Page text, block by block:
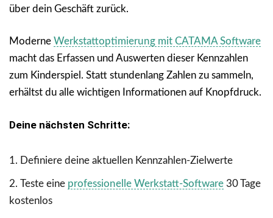
über dein Geschäft zurück.
Moderne Werkstattoptimierung mit CATAMA Software
macht das Erfassen und Auswerten dieser Kennzahlen
zum Kinderspiel. Statt stundenlang Zahlen zu sammeln,
erhältst du alle wichtigen Informationen auf Knopfdruck.
Deine nächsten Schritte:
Definiere deine aktuellen Kennzahlen-Zielwerte
Teste eine professionelle Werkstatt-Software 30 Tage
kostenlos